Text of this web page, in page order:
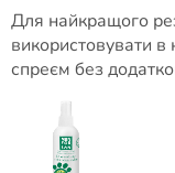
Для найкращого
використовувати в
спреєм без